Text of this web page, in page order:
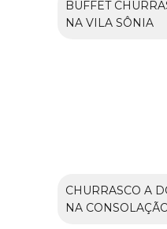
BUFFET
NA VILA SÔNIA
CHURRASCO A
NA